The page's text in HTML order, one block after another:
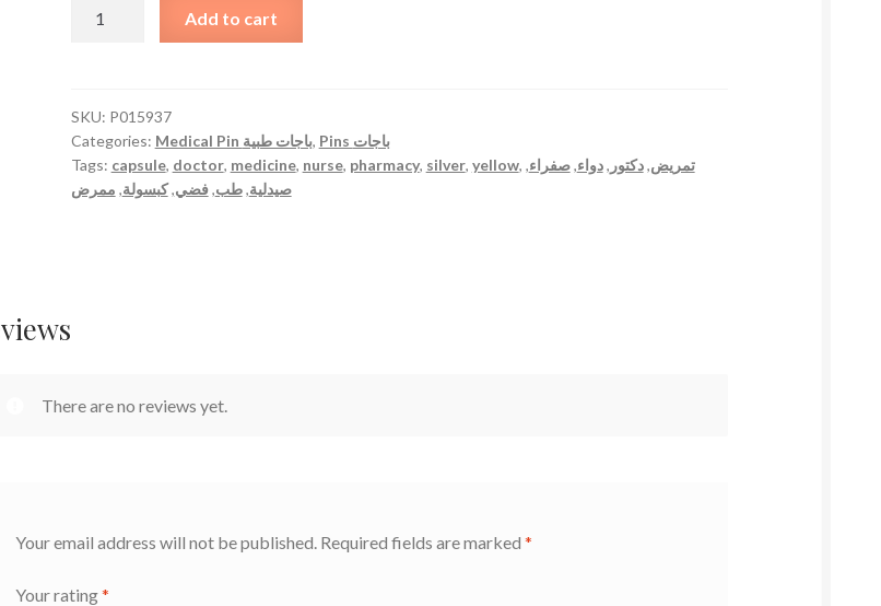
Pin
دبوس
كبسولة
صفراء
Add to cart
SKU: P015937
Categories:
Medical Pin باجات طبية,
Pins باجات
Tags: capsule, doctor, medicine, nurse, pharmacy, silver, yellow, تمريض,دكتور ,دواء,صفراء,
صيدلية,طب,فضي,كبسولة, ممرض
There are no reviews yet.
Your email address will not be published. Required fields are marked *
Your rating*